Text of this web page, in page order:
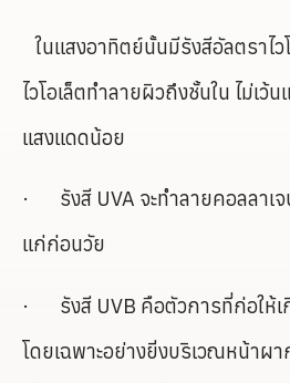
ในแสงอาทิตย์นั้นมีรังสีอัลตราไว
ไวโอเล็ตทำลายผิวถึงชั้นใน ไม่เว้
แสงแดดน้อย
· รังสี UVA จะทำลายคอลลาเ
แก่ก่อนวัย
· รังสี UVB คือตัวการที่ก่อให้เ
โดยเฉพาะอย่างยิ่งบริเวณหน้าผ